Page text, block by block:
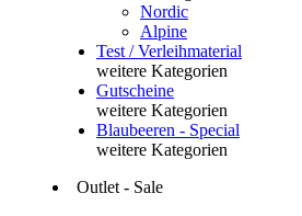
Nordic
Alpine
Test / Verleihmaterial
weitere Kategorien
Gutscheine
weitere Kategorien
Blaubeeren - Special
weitere Kategorien
Outlet - Sale